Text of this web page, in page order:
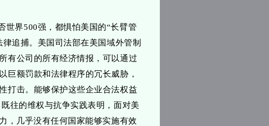
世界500强，都惧怕美国的“长臂管
追捕。美国司法部在美国域外管制
有公司的所有经济情报，可以通过
巨额罚款和法律程序的冗长威胁，
打击。能够保护这些企业合法权益
往的维权与抗争实践表明，面对美
，几乎没有任何国家能够实施有效